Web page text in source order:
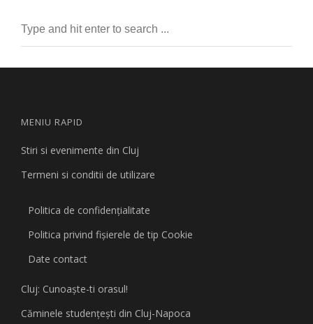
MENIU RAPID
Stiri si evenimente din Cluj
Termeni si conditii de utilizare
Politica de confidențialitate
Politica privind fişierele de tip Cookie
Date contact
Cluj: Cunoaşte-ti orasul!
Căminele studenţeşti din Cluj-Napoca